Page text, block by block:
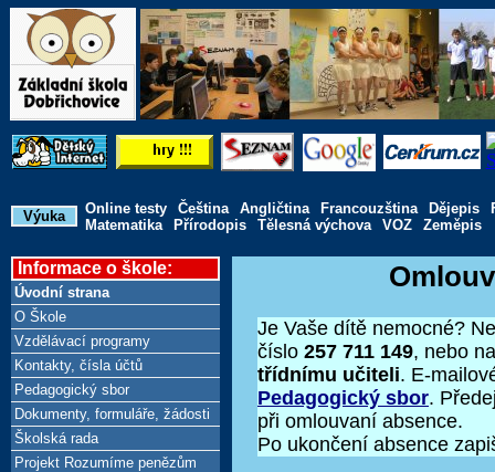
Výuka Online testy Čeština Angličtina Francouzština Dějepis
Matematika
Přírodopis Tělesná výchova VOZ Zeměpis
Je Vaše dítě nemocné?
číslo 257 711 149, nebo
třídnímu učiteli. E-
Pedagogický sbor.
při omlouvaní absence.
Po ukončení absence
Informace o škole:
Úvodní strana
O Škole
Vzdělávací programy
Kontakty, čísla účtů
Pedagogický sbor
Dokumenty, formuláře, žádosti
Školská rada
Projekt Rozumíme penězům